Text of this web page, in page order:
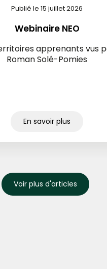
Publié le 15 juillet 2026
Webinaire NEO
apprenants vus
Roman Solé-Pomies
En savoir plus
Voir plus d'articles